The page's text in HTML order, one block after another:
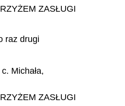
ZASŁUGI
raz drugi
Michała,
ZASŁUGI